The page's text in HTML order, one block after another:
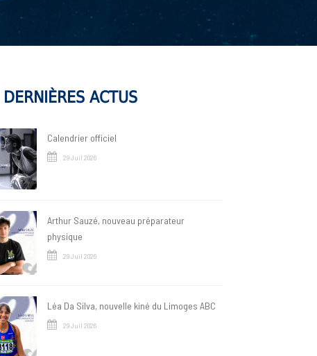
DERNIÈRES ACTUS
Calendrier officiel
29 Juil 2026
Arthur Sauzé, nouveau préparateur
physique
29 Juil 2026
Léa Da Silva, nouvelle kiné du Limoges ABC
29 Juil 2026